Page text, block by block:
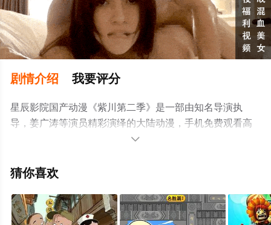
剧情介绍 我要评分
星辰影院国产动漫《紫川第二季》是一部由知名导演执
导，姜广涛等演员精彩演绎的大陆动漫，手机免费观看高
清无删减完整版动漫全集就上星辰影视，更多相关信息可

猜你喜欢